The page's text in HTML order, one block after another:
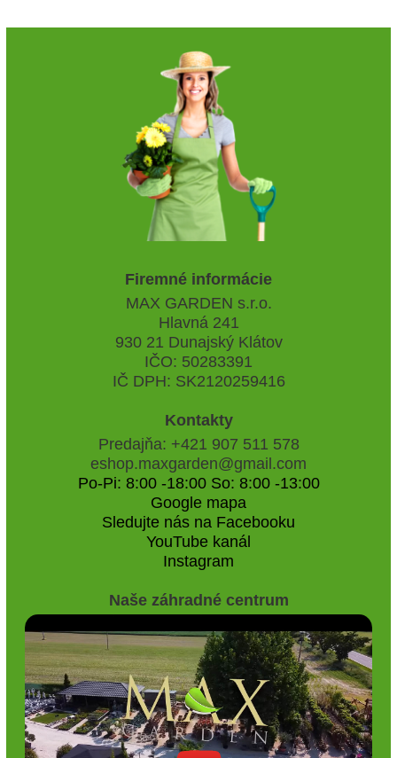
Firemné informácie
MAX GARDEN s.r.o.
Hlavná 241
930 21 Dunajský Klátov
IČO: 50283391
IČ DPH: SK2120259416
Kontakty
Predajňa: +421 907 511 578
eshop.maxgarden@gmail.com
Po-Pi: 8:00 -18:00 So: 8:00 -13:00
Google mapa
Sledujte nás na Facebooku
YouTube kanál
Instagram
Naše záhradné centrum